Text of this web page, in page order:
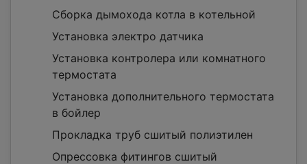
Сборка дымохода котла в котельной
Установка электро датчика
Установка контролера или комнатного
термостата
Установка дополнительного термостата
в бойлер
Прокладка труб сшитый полиэтилен
Опрессовка фитингов сшитый